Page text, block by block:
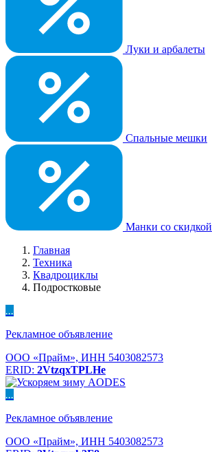
Луки и арбалеты
Спальные мешки
Манки со скидкой
Главная
Техника
Квадроциклы
Подростковые
...
Рекламное объявление
ООО «Прайм», ИНН 5403082573
ERID: 2VtzqxTPLHe
...
Рекламное объявление
ООО «Прайм», ИНН 5403082573